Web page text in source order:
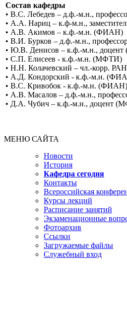
Состав кафедры
• В.С. Лебедев – д.ф.-м.н.,
• А.А. Нариц – к.ф-м.н.,
• А.В. Акимов – к.ф.-м.н. (ФИАН)
• В.И. Бурков – д.ф.-м.н.,
• Ю.В. Денисов – к.ф.-м.н.,
• С.П. Елисеев - к.ф.-м.н. (МФТИ)
• Н.Н. Колачевский – чл.-корр.
• А.Д. Кондорский - к.ф.-м.н.
• В.С. Кривобок - к.ф.-м.н. (ФИАН)
• А.В. Масалов – д.ф.-м.н.,
• Д.А. Чубич – к.ф.-м.н., доцент
МЕНЮ САЙТА
Новости
История
Кафедра сегодня
Контакты
Всероссийская
Курсы лекций
Расписание занятий
Экзаменационные
Фотоархив
Ссылки
Загружаемые файлы
Служебный вход